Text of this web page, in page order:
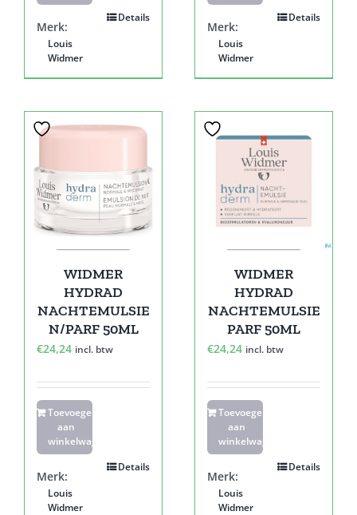
Details
Merk:
Louis
Widmer
Details
Merk:
Louis
Widmer
WIDMER
HYDRAD
NACHTEMULSIE
N/PARF 50ML
€24,24 incl. btw
Toevoegen
aan
winkelwagen
Details
Merk:
Louis
Widmer
WIDMER
HYDRAD
NACHTEMULSIE
PARF 50ML
€24,24 incl. btw
Toevoegen
aan
winkelwagen
Details
Merk:
Louis
Widmer